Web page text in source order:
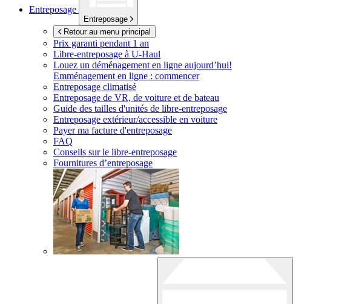
Entreposage
Entreposage
Retour au menu principal
Prix garanti pendant 1 an
Libre-entreposage à U-Haul
Louez un déménagement en ligne aujourd’hui!
Emménagement en ligne : commencer
Entreposage climatisé
Entreposage de VR, de voiture et de bateau
Guide des tailles d'unités de libre-entreposage
Entreposage extérieur/accessible en voiture
Payer ma facture d'entreposage
FAQ
Conseils sur le libre-entreposage
Fournitures d’entreposage